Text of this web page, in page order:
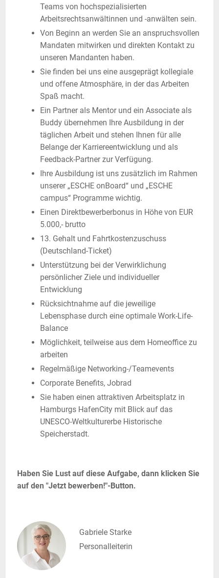
Teams von hochspezialisierten
Arbeitsrechtsanwältinnen und -anwälten sein.
Von Beginn an werden Sie an anspruchsvollen
Mandaten mitwirken und direkten Kontakt zu
unseren Mandanten haben.
Sie finden bei uns eine ausgeprägt kollegiale
und offene Atmosphäre, in der das Arbeiten
Spaß macht.
Ein Partner als Mentor und ein Associate als
Buddy übernehmen Ihre Ausbildung in der
täglichen Arbeit und stehen Ihnen für alle
Belange der Karriereentwicklung und als
Feedback-Partner zur Verfügung.
Ihre Ausbildung ist uns zusätzlich im Rahmen
unserer „ESCHE onBoard“ und „ESCHE
campus“ Programme wichtig.
Einen Direktbewerberbonus in Höhe von EUR
5.000,- brutto
13. Gehalt und Fahrtkostenzuschuss
(Deutschland-Ticket)
Unterstützung bei der Verwirklichung
persönlicher Ziele und individueller
Entwicklung
Rücksichtnahme auf die jeweilige
Lebensphase durch eine optimale Work-Life-
Balance
Möglichkeit, teilweise aus dem Homeoffice zu
arbeiten
Regelmäßige Networking-/Teamevents
Corporate Benefits, Jobrad
Sie haben einen attraktiven Arbeitsplatz in
Hamburgs HafenCity mit Blick auf das
UNESCO-Weltkulturerbe Historische
Speicherstadt.
Haben Sie Lust auf diese Aufgabe, dann klicken Sie
auf den "Jetzt bewerben!"-Button.
Gabriele Starke
Personalleiterin